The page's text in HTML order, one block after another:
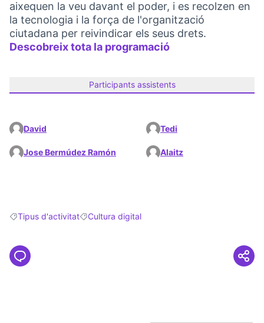
aixequen la veu davant el poder, i es recolzen en
la tecnologia i la força de l'organització
ciutadana per reivindicar els seus drets.
Descobreix tota la programació
Participants assistents
David Tedi
Jose Bermúdez Ramón Alaitz
Resultats en filtrar per: Tipus d'activitat
Tipus d'activitatResultats en filtrar per: Cultura digital
Cultura digital